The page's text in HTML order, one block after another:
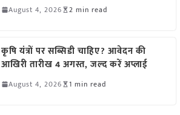
August 4, 2026 2 min read
कृषि यंत्रों पर सब्सिडी चाहिए? आवेदन की
आखिरी तारीख 4 अगस्त, जल्द करें अप्लाई
August 4, 2026 1 min read